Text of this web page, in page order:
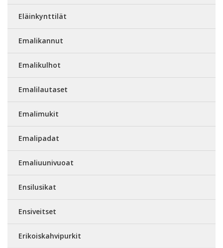
Eläinkynttilät
Emalikannut
Emalikulhot
Emalilautaset
Emalimukit
Emalipadat
Emaliuunivuoat
Ensilusikat
Ensiveitset
Erikoiskahvipurkit